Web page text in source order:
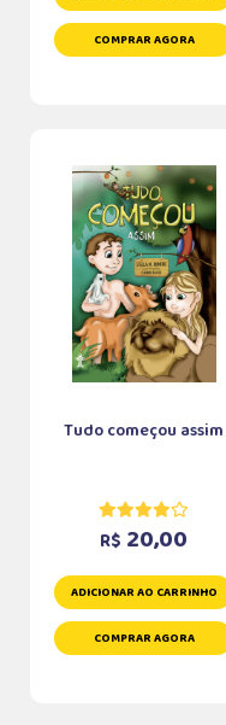
COMPRAR AGORA
Tudo começou assim
R$ 20,00
ADICIONAR AO CARRINHO
COMPRAR AGORA